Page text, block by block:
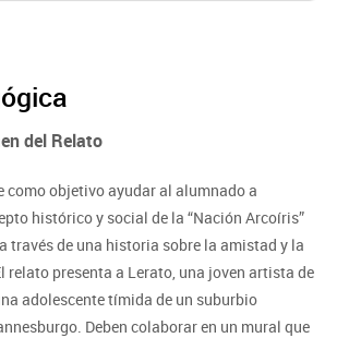
del Relato
como objetivo ayudar al alumnado a
histórico y social de la “Nación Arcoíris”
través de una historia sobre la amistad y la
relato presenta a Lerato, una joven artista de
adolescente tímida de un suburbio
Deben colaborar en un mural que